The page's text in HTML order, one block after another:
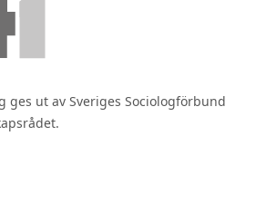
ges ut av Sveriges Sociologförbund